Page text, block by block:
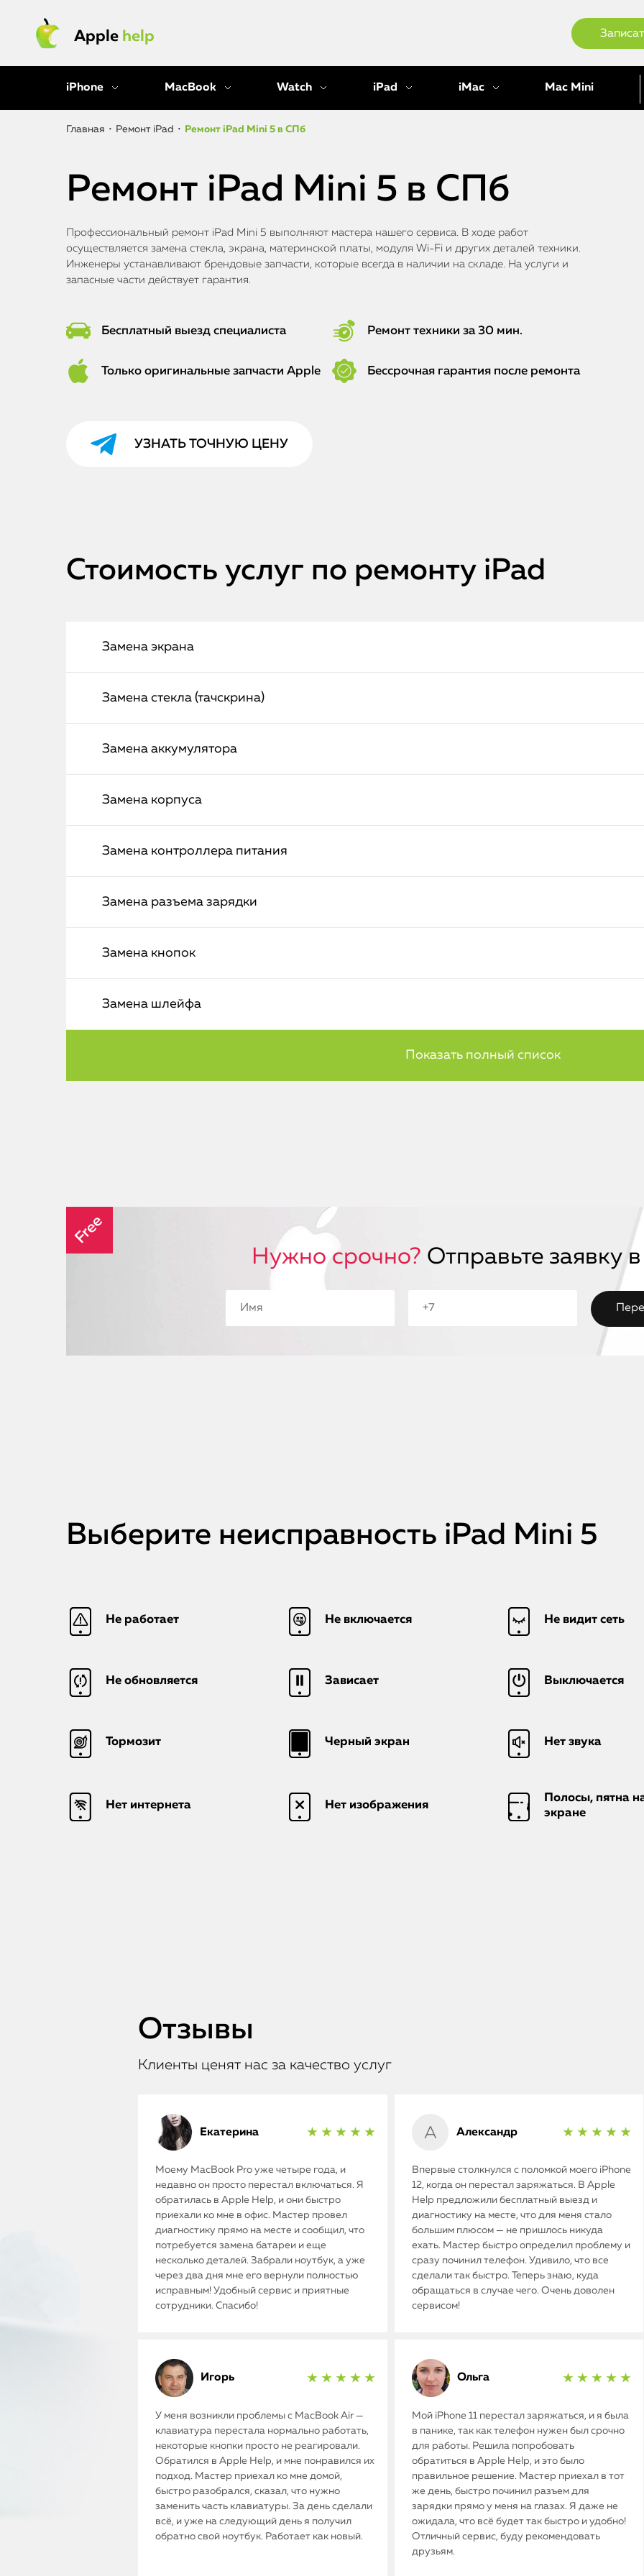
Apple help
iPhone MacBook Watch iPad iMac Mac Mini
Главная • Ремонт iPad • Ремонт iPad Mini 5 в СПб
Ремонт iPad Mini 5 в СПб
Профессиональный ремонт iPad Mini 5 выполняют мастера нашего сервиса. В ходе работ
осуществляется замена стекла, экрана, материнской платы, модуля Wi-Fi и других деталей техники.
Инженеры устанавливают брендовые запчасти, которые всегда в наличии на складе. На услуги и
запасные части действует гарантия.
Бесплатный выезд специалиста Ремонт техники за 30 мин.
Только оригинальные запчасти Apple Бессрочная гарантия после ремонта
УЗНАТЬ ТОЧНУЮ ЦЕНУ
Стоимость услуг по ремонту iPad
Замена экрана
Замена стекла (тачскрина)
Замена аккумулятора
Замена корпуса
Замена контроллера питания
Замена разъема зарядки
Замена кнопок
Замена шлейфа
Free
Нужно срочно? Отправьте заявку
Выберите неисправность iPad Mini 5
Не работает Не включается Не видит сеть
Не обновляется Зависает Выключается
Тормозит Черный экран Нет звука
Нет интернета Нет изображения
Полосы, пятна
экране
Отзывы
Клиенты ценят нас за качество услуг
Екатерина ★ ★ ★ ★ ★
Моему MacBook Pro уже четыре года, и
недавно он просто перестал включаться. Я
обратилась в Apple Help, и они быстро
приехали ко мне в офис. Мастер провел
диагностику прямо на месте и сообщил, что
потребуется замена батареи и еще
несколько деталей. Забрали ноутбук, а уже
через два дня мне его вернули полностью
исправным! Удобный сервис и приятные
сотрудники. Спасибо!
Александр ★ ★ ★ ★ ★
Впервые столкнулся с поломкой моего iPhone
12, когда он перестал заряжаться. В Apple
Help предложили бесплатный выезд и
диагностику на месте, что для меня стало
большим плюсом — не пришлось никуда
ехать. Мастер быстро определил проблему и
сразу починил телефон. Удивило, что все
сделали так быстро. Теперь знаю, куда
обращаться в случае чего. Очень доволен
сервисом!
Игорь ★ ★ ★ ★ ★
У меня возникли проблемы с MacBook Air —
клавиатура перестала нормально работать,
некоторые кнопки просто не реагировали.
Обратился в Apple Help, и мне понравился их
подход. Мастер приехал ко мне домой,
быстро разобрался, сказал, что нужно
заменить часть клавиатуры. За день сделали
всё, и уже на следующий день я получил
обратно свой ноутбук. Работает как новый.
Ольга ★ ★ ★ ★ ★
Мой iPhone 11 перестал заряжаться, и я была
в панике, так как телефон нужен был срочно
для работы. Решила попробовать
обратиться в Apple Help, и это было
правильное решение. Мастер приехал в тот
же день, быстро починил разъем для
зарядки прямо у меня на глазах. Я даже не
ожидала, что всё будет так быстро и удобно!
Отличный сервис, буду рекомендовать
друзьям.